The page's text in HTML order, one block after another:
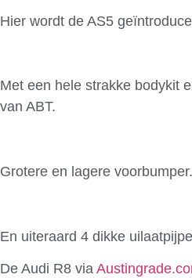
Hier wordt de AS5
Met een hele strakke bodykit
van ABT.
Grotere en lagere voorbumper.
En uiteraard 4 dikke
De Audi R8 via